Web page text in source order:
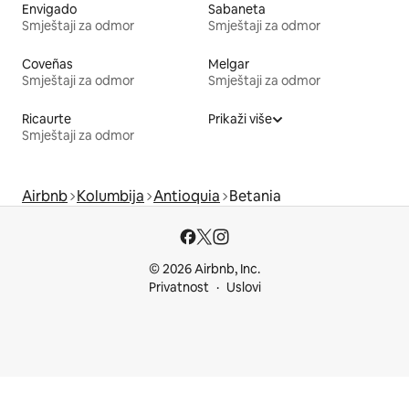
Envigado
Smještaji za odmor
Sabaneta
Smještaji za odmor
Coveñas
Smještaji za odmor
Melgar
Smještaji za odmor
Ricaurte
Smještaji za odmor
Prikaži više
Airbnb Kolumbija Antioquia Betania
© 2026 Airbnb, Inc.
Privatnost
Uslovi